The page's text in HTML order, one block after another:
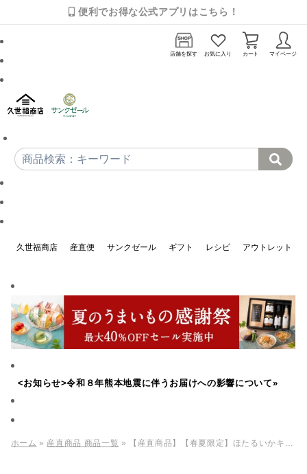
便利でお得な公式アプリはこちら！
店舗を探す お気に入り カート マイページ
久世福商店 産直便 サンクゼール ギフト レシピ アウトレット
<お知らせ>令和８年熊本地震に伴うお届けへの影響について»
ホーム » 産直商品 商品一覧 » 【産直商品】【春夏限定】ほたるいかキムチ＆帆立キムチセット【送料込み/北海道・沖縄送料別途/離島への配送不可】【オンライン限定】